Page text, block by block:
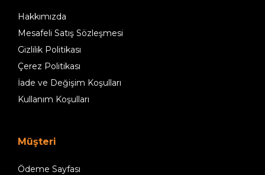
Hakkımızda
Mesafeli Satış Sözleşmesi
Gizlilik Politikası
Çerez Politikası
İade ve Değişim Koşulları
Kullanım Koşulları
Müşteri
Ödeme Sayfası